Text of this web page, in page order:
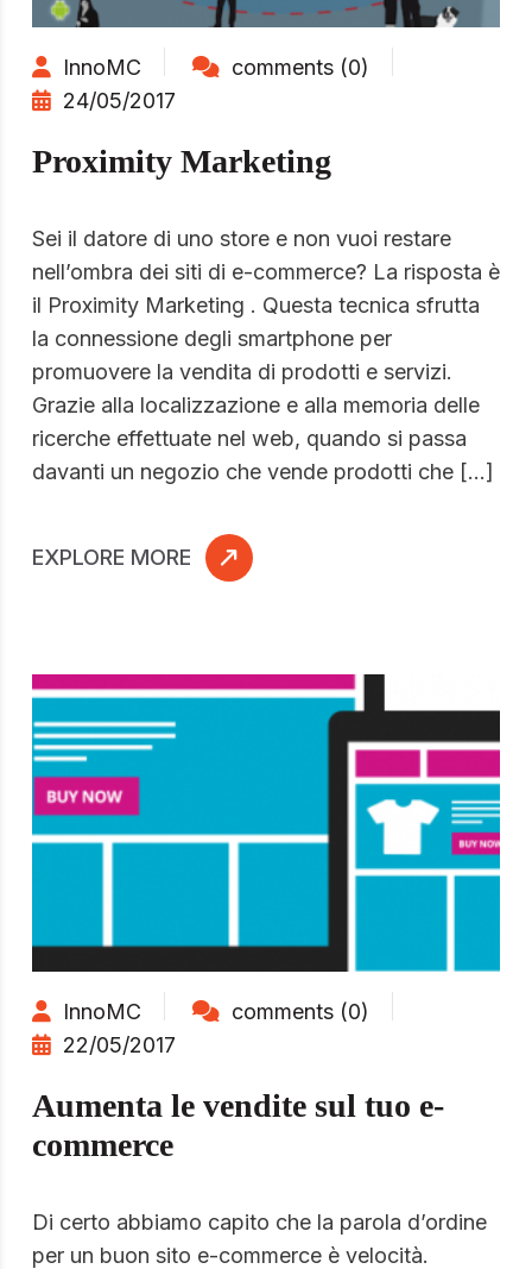
InnoMC
comments (0)
24/05/2017
Proximity Marketing
Sei il datore di uno store e non vuoi restare
nell’ombra dei siti di e-commerce? La risposta è
il Proximity Marketing . Questa tecnica sfrutta
la connessione degli smartphone per
promuovere la vendita di prodotti e servizi.
Grazie alla localizzazione e alla memoria delle
ricerche effettuate nel web, quando si passa
davanti un negozio che vende prodotti che […]
EXPLORE MORE
InnoMC
comments (0)
22/05/2017
Aumenta le vendite sul tuo e-
commerce
Di certo abbiamo capito che la parola d’ordine
per un buon sito e-commerce è velocità.